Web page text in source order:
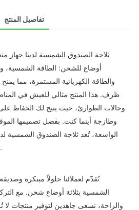
تفاصيل المنتج
ثلاجة الصندوق الشمسية لدينا جهاز
أوضاع للشحن: الطاقة الشمسية،
والطاقة الكهربائية المستمرة، مما
ظرف. هذا المنتج مثالي للعيش في
وحالات الطوارئ، حيث يتيح لك الحفاظ
وطازجة أينما كنت. بفضل تصميمها
الواسعة، تُعد ثلاجة الصندوق الشمسية
لجميع احتياجاتك من التبريد.
نُقدّم لعملائنا حلولاً مبتكرة
الشمسية بثلاثة أوضاع شحن. مع
والراحة، نسعى جاهدين لتوفير منتجات